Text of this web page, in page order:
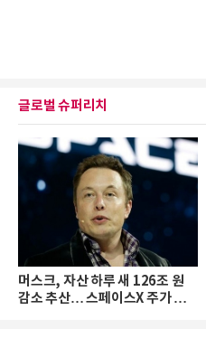
글로벌 슈퍼리치
머스크, 자산 하루 새 126조 원
감소 추산… 스페이스X 주가 하